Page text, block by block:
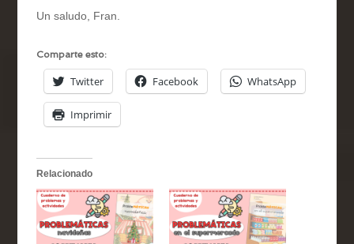
Un saludo, Fran.
Comparte esto:
Twitter Facebook WhatsApp
Imprimir
Relacionado